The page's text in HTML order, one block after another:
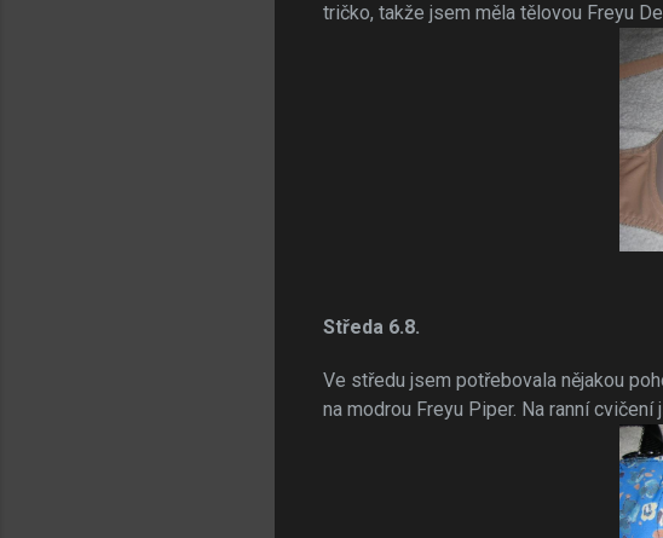
tričko, takže jsem měla tělovou Freyu
Středa 6.8.
Ve středu jsem potřebovala nějakou
na modrou Freyu Piper. Na ranní